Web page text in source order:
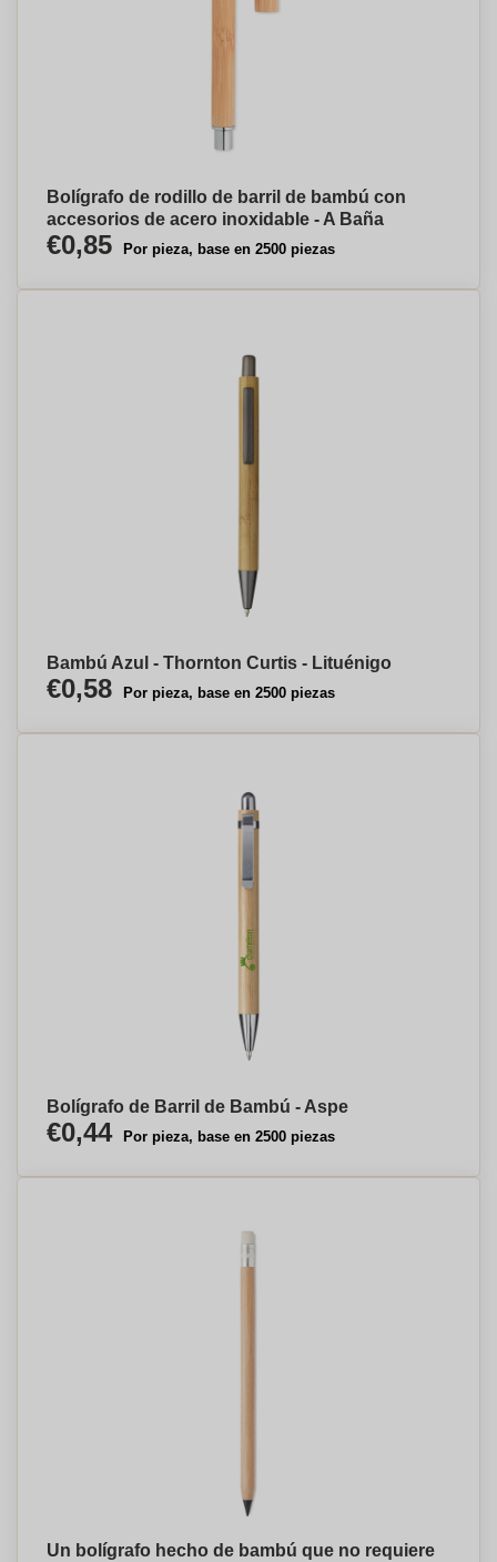
Bolígrafo de rodillo de barril de bambú con
accesorios de acero inoxidable - A Baña
€0,85 Por pieza, base en 2500 piezas
Bambú Azul - Thornton Curtis - Lituénigo
€0,58 Por pieza, base en 2500 piezas
Bolígrafo de Barril de Bambú - Aspe
€0,44 Por pieza, base en 2500 piezas
Un bolígrafo hecho de bambú que no requiere